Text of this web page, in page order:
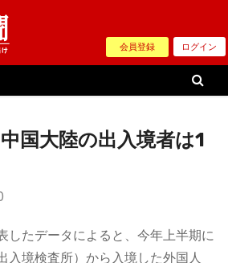
会員登録 ログイン
国大陸の出入境者は1
したデータによると、今年上半期に
入境検査所）から入境した外国人